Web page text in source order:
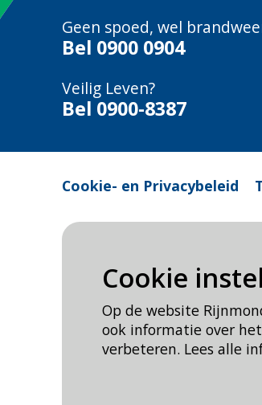
Cookie
Op de website
ook informatie over
verbeteren. Lees alle
Geen spoed, wel
Bel 0900 0904
Veilig Leven?
Bel 0900-8387
Cookie- en Privacybeleid